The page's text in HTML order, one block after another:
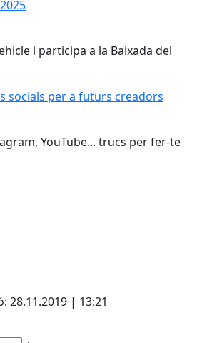
i participa a la Baixada del
socials per a futurs creadors
socials per a futurs creadors
YouTube... trucs per fer-te
28.11.2019 | 13:21